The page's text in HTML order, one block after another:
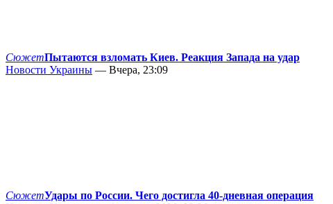
СюжетПытаются взломать Киев. Реакция Запада на удар
Новости Украины — Вчера, 23:09
СюжетУдары по России. Чего достигла 40-дневная операция